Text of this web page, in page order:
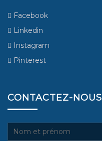
Facebook
Linkedin
Instagram
Pinterest
CONTACTEZ-NOUS